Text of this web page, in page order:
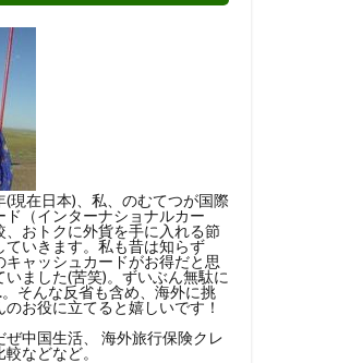
(現在日本)、私、のむてつが国際
ド（インターナショナルカー
、おトクに外貨を手に入れる節
ていきます。私も昔は知らず
キャッシュカードがお得だと思
いました(苦笑)。ずいぶん無駄に
そんな反省も含め、海外に挑
お役に立てると嬉しいです！
ぜ中国生活
海外旅行保険クレ
較などなど。